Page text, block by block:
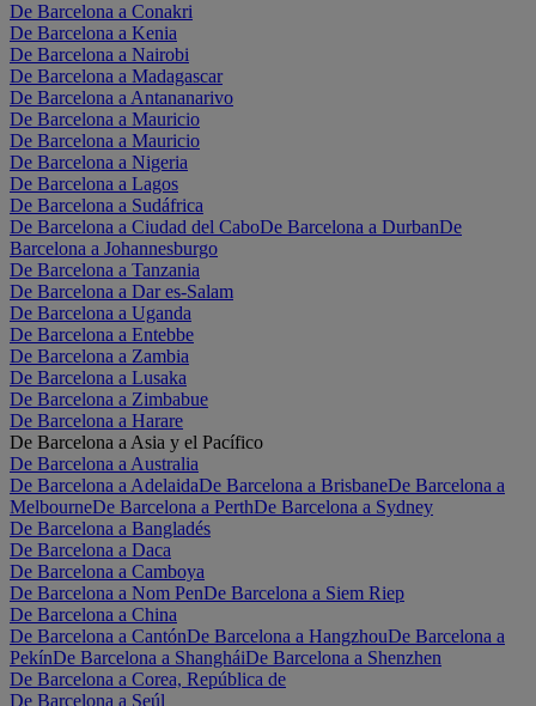
De Barcelona a Conakri
De Barcelona a Kenia
De Barcelona a Nairobi
De Barcelona a Madagascar
De Barcelona a Antananarivo
De Barcelona a Mauricio
De Barcelona a Mauricio
De Barcelona a Nigeria
De Barcelona a Lagos
De Barcelona a Sudáfrica
De Barcelona a Ciudad del CaboDe Barcelona a DurbanDe
Barcelona a Johannesburgo
De Barcelona a Tanzania
De Barcelona a Dar es-Salam
De Barcelona a Uganda
De Barcelona a Entebbe
De Barcelona a Zambia
De Barcelona a Lusaka
De Barcelona a Zimbabue
De Barcelona a Harare
De Barcelona a Asia y el Pacífico
De Barcelona a Australia
De Barcelona a AdelaidaDe Barcelona a BrisbaneDe Barcelona a
MelbourneDe Barcelona a PerthDe Barcelona a Sydney
De Barcelona a Bangladés
De Barcelona a Daca
De Barcelona a Camboya
De Barcelona a Nom PenDe Barcelona a Siem Riep
De Barcelona a China
De Barcelona a CantónDe Barcelona a HangzhouDe Barcelona a
PekínDe Barcelona a ShangháiDe Barcelona a Shenzhen
De Barcelona a Corea, República de
De Barcelona a Seúl